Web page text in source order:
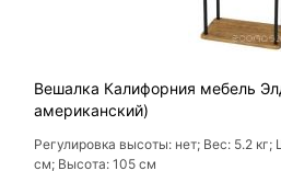
Вешалка Калифорния мебель
американский)
Регулировка высоты: нет; Вес: 5.2
см; Высота: 105 см